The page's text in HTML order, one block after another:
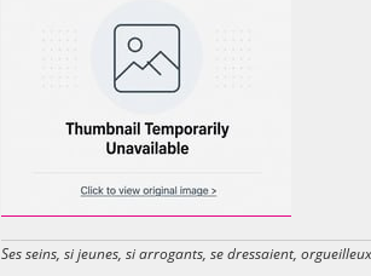
Ses seins, si jeunes, si arrogants, se dressaient,